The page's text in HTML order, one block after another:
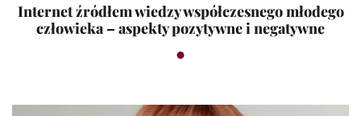
Internet źródłem wiedzy współczesnego młodego
człowieka – aspekty pozytywne i negatywne